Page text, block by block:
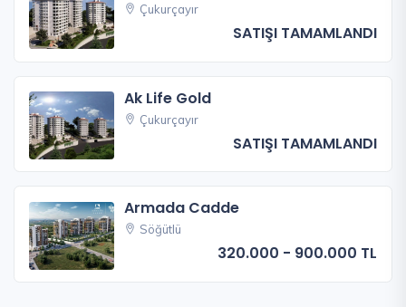
Çukurçayır
SATIŞI TAMAMLANDI
Ak Life Gold
Çukurçayır
SATIŞI TAMAMLANDI
Armada Cadde
Söğütlü
320.000 - 900.000 TL